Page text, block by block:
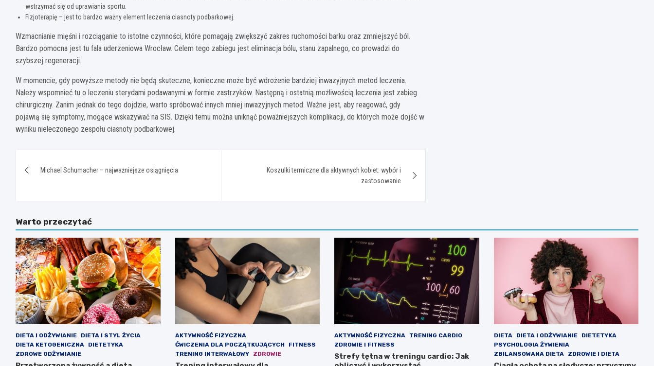
wstrzymać się od uprawiania sportu.
Fizjoterapię – jest to bardzo ważny element leczenia ciasnoty podbarkowej.
Wzmacnianie mięśni i rozciąganie to istotne czynności, które pomagają zwiększyć zakres ruchomości barku oraz zmniejszyć ból.
Bardzo pomocna jest tu fala uderzeniowa Wrocław. Celem tego zabiegu jest eliminacja bólu, stanu zapalnego, co prowadzi do
szybszej regeneracji.
W momencie, gdy powyższe metody nie będą skuteczne, konieczne może być wdrożenie bardziej inwazyjnych metod leczenia.
Należy wspomnieć tu o leczeniu sterydami podawanymi w formie zastrzyków. Następną i ostatnią możliwością leczenia jest zabieg
chirurgiczny. Zanim jednak do tego dojdzie, warto spróbować innych mniej inwazyjnych metod. Ważne jest, aby reagować, gdy
pojawią się symptomy, mogące wskazywać na SIS. Dzięki temu można uniknąć poważniejszych komplikacji, do których może dojść w
wyniku nieleczonego zespołu ciasnoty podbarkowej.
wpisuMichael Schumacher – najważniejsze osiągnięcia
Koszulki termiczne dla aktywnych kobiet: wybór i
zastosowanie
Warto przeczytać
DIETA I ODŻYWIANIE
DIETA I STYL ŻYCIA
DIETA KETOGENICZNA
DIETETYKA
ZDROWE ODŻYWIANIE
AKTYWNOŚĆ FIZYCZNA
ĆWICZENIA DLA POCZĄTKUJĄCYCH
FITNESS
TRENING INTERWAŁOWY
ZDROWIE
AKTYWNOŚĆ FIZYCZNA
TRENING CARDIO
ZDROWIE I FITNESS
Strefy tętna w treningu cardio: Jak
DIETA DIETA I ODŻYWIANIE
DIETETYKA
PSYCHOLOGIA ŻYWIENIA
ZBILANSOWANA DIETA
ZDROWIE I DIETA